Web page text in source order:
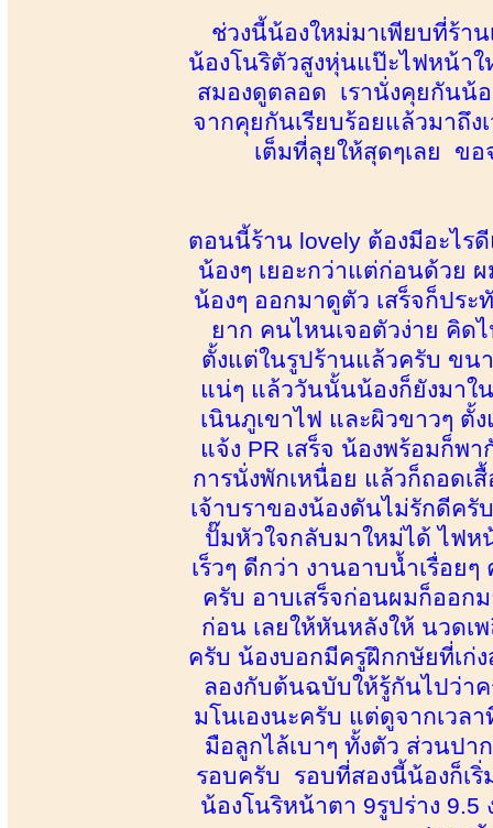
ช่วงนี้น้องใหม่มาเพียบที่ร้า
น้องโนริตัวสูงหุ่นแป๊ะไฟหน้า
สมองดูตลอด เรานั่งคุยกันน้
จากคุยกันเรียบร้อยแล้วมาถึ
เต็มที่ลุยให้สุดๆเลย ข
ตอนนี้ร้าน lovely ต้องมีอะไร
น้องๆ เยอะกว่าแต่ก่อนด้วย ผ
น้องๆ ออกมาดูตัว เสร็จก็ปร
ยาก คนไหนเจอตัวง่าย คิด
ตั้งแต่ในรูปร้านแล้วครับ ขน
แน่ๆ แล้ววันนั้นน้องก็ยังมาใ
เนินภูเขาไฟ และผิวขาวๆ ตั้
แจ้ง PR เสร็จ น้องพร้อมก็พ
การนั่งพักเหนื่อย แล้วก็ถอดเ
เจ้าบราของน้องดันไม่รักดีค
ปั๊มหัวใจกลับมาใหม่ได้ ไฟ
เร็วๆ ดีกว่า งานอาบน้ำเรื่อย
ครับ อาบเสร็จก่อนผมก็ออก
ก่อน เลยให้หันหลังให้ นวดเ
ครับ น้องบอกมีครูฝึกกษัยที่เก่
ลองกับต้นฉบับให้รู้กันไปว่า
มโนเองนะครับ แต่ดูจากเวล
มือลูกไล้เบาๆ ทั้งตัว ส่วนปา
รอบครับ รอบที่สองนี้น้องก็เ
น้องโนริหน้าตา 9รูปร่าง 9.5